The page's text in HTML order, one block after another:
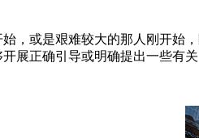
，或是艰难较大的那人刚开始
展正确引导或明确提出一些有